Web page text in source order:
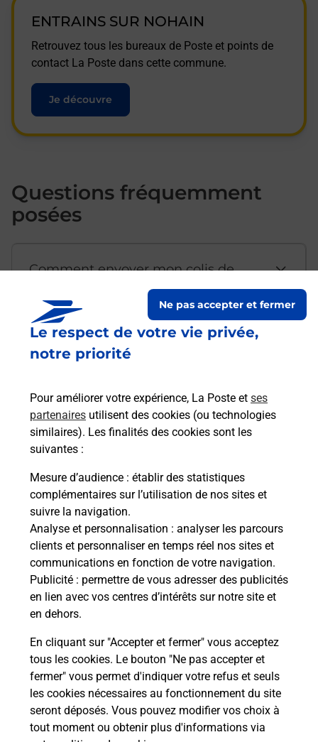
Le respect de votre vie privée,
notre priorité
Pour améliorer votre expérience, La Poste et ses
partenaires utilisent des cookies (ou technologies
similaires). Les finalités des cookies sont les
suivantes :
Mesure d’audience : établir des statistiques
complémentaires sur l’utilisation de nos sites et
suivre la navigation.
Analyse et personnalisation : analyser les parcours
clients et personnaliser en temps réel nos sites et
communications en fonction de votre navigation.
Publicité : permettre de vous adresser des publicités
en lien avec vos centres d’intérêts sur notre site et
en dehors.
En cliquant sur "Accepter et fermer" vous acceptez
tous les cookies. Le bouton "Ne pas accepter et
fermer" vous permet d'indiquer votre refus et seuls
les cookies nécessaires au fonctionnement du site
seront déposés. Vous pouvez modifier vos choix à
tout moment ou obtenir plus d'informations via
Ne pas accepter et fermer
ENTRAINS SUR NOHAIN
Retrouvez tous les bureaux de Poste et points de
contact La Poste dans cette commune.
Je découvre
Questions fréquemment
posées
Comment envoyer mon colis de
Est-il possible d’acheter un
emballage directement depuis un
Comment demander une
modification de livraison ?
Comment La Poste participe-t-elle
à votre sécurité au quotidien ?
Puis-je passer mon code de la route
avec La Poste et sous quelles
conditions ?
Localiser Liste Nièvre DAMPIERRE SOUS BOUHY